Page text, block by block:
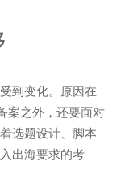
到变化。原因在
案之外，还要面对
选题设计、脚本
出海要求的考